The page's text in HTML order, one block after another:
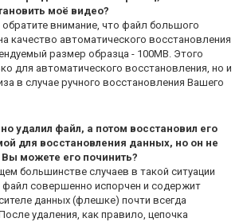
моё видео?
внимание, что файл большого
качество автоматического восстановления
размер образца - 100MB. Этого
для автоматического восстановления, но и
в случае ручного восстановления Вашего
удалил файл, а потом восстановил его
для восстановления данных, но он не
можете его починить?
большинстве случаев в такой ситуации
совершенно испорчен и содержит
данных (флешке) почти всегда
удаления, как правило, цепочка